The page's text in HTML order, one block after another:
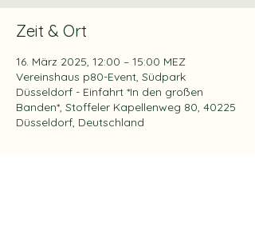
Zeit & Ort
16. März 2025, 12:00 – 15:00 MEZ
Vereinshaus p80-Event, Südpark
Düsseldorf - Einfahrt *In den großen
Banden*, Stoffeler Kapellenweg 80, 40225
Düsseldorf, Deutschland